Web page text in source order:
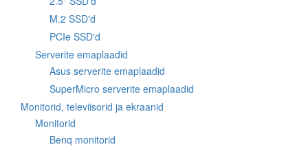
M.2 SSD'd
PCIe SSD'd
Serverite emaplaadid
Asus serverite emaplaadid
SuperMicro serverite emaplaadid
Monitorid, televiisorid ja ekraanid
Monitorid
Benq monitorid